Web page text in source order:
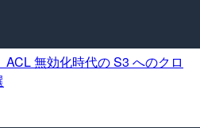
ACL 無効化時代の S3 へのクロ